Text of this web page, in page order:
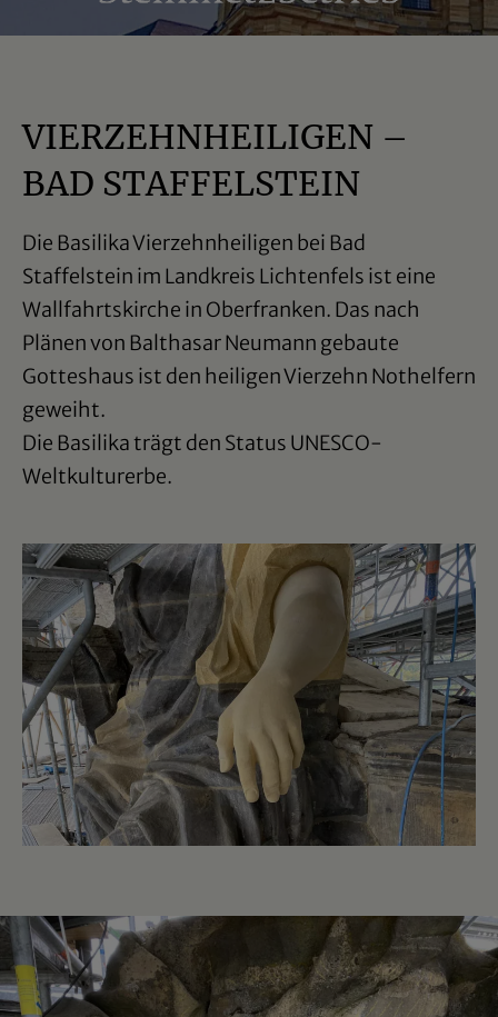
VIERZEHN­HEILIGEN –
BAD STAFFELSTEIN
Die Basilika Vierzehnheiligen bei Bad
Staffelstein im Landkreis Lichtenfels ist eine
Wallfahrtskirche in Oberfranken. Das nach
Plänen von Balthasar Neumann gebaute
Gotteshaus ist den heiligen Vierzehn Nothelfern
geweiht.
Die Basilika trägt den Status UNESCO-
Weltkulturerbe.